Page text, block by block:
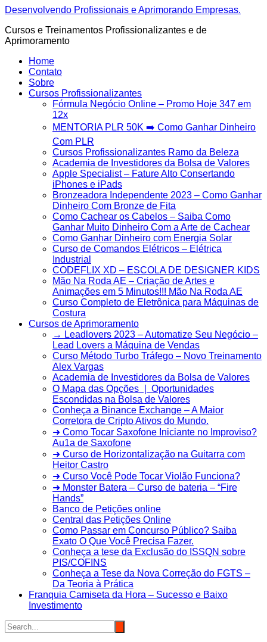
Ir
o
conteúdo
Desenvolvendo Profissionais e Aprimorando Empresas.
Cursos e Treinamentos Profissionalizantes e de
Aprimoramento
Home
Contato
Sobre
Cursos Profissionalizantes
Fórmula Negócio OnIine – Promo Hoje 347 em
12x
MENTORIA PLR 50K ➡️ Como Ganhar Dinheiro
Com PLR
Cursos Profissionalizantes Ramo da Beleza
Academia de Investidores da Bolsa de Valores
Apple Specialist – Fature Alto Consertando
iPhones e iPads
Bronzeadora Independente 2023 – Como Ganhar
Dinheiro Com Bronze de Fita
Como Cachear os Cabelos – Saiba Como
Ganhar Muito Dinheiro Com a Arte de Cachear
Como Ganhar Dinheiro com Energia Solar
Curso de Comandos Elétricos – Elétrica
Industrial
CODEFLIX XD – ESCOLA DE DESIGNER KIDS
Mão Na Roda AE – Criação de Artes e
Animações em 5 Minutos!!! Mão Na Roda AE
Curso Completo de Eletrônica para Máquinas de
Costura
Cursos de Aprimoramento
→ Leadlovers 2023 – Automatize Seu Negócio –
Lead Lovers a Máquina de Vendas
Curso Método Turbo Tráfego – Novo Treinamento
Alex Vargas
Academia de Investidores da Bolsa de Valores
O Mapa das Opções ❘ Oportunidades
Escondidas na Bolsa de Valores
Conheça a Binance Exchange – A Maior
Corretora de Cripto Ativos do Mundo.
➜ Como Tocar Saxofone Iniciante no Improviso?
Au1a de Saxofone
➜ Curso de Horizontalização na Guitarra com
Heitor Castro
➜ Curso Você Pode Tocar Violão Funciona?
➜ Monster Batera – Curso de bateria – “Fire
Hands”‎
Banco de Petições online
Central das Petições Online
Como Passar em Concurso Público? Saiba
Exato O Que Você Precisa Fazer.
Conheça a tese da Exclusão do ISSQN sobre
PIS/COFINS
Conheça a Tese da Nova Correção do FGTS –
Da Teoria à Prática
Franquia Camiseta da Hora – Sucesso e Baixo
Investimento